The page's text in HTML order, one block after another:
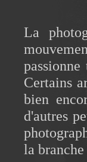
La
Certains
bien
d'autres
la